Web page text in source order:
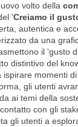
volto della
'Creiamo il
autentica e
da una
il 'gusto
distintivo del
momenti
gli utenti
ai temi della
con gli
gli utenti a